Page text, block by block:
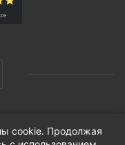
2026 г.
cookie. Продолжая